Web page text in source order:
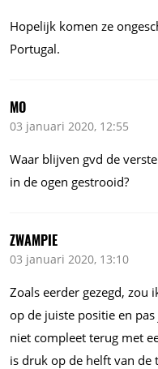
Hopelijk komen ze
Portugal.
MO
03 januari 2020, 12:55
Waar blijven gvd de
in de ogen gestrooid?
ZWAMPIE
03 januari 2020, 13:10
Zoals eerder gezegd, zou
op de juiste positie en
niet compleet terug met
is druk op de helft van de